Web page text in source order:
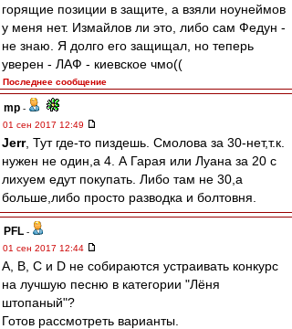
горящие позиции в защите, а взяли ноунеймов
у меня нет. Измайлов ли это, либо сам Федун -
не знаю. Я долго его защищал, но теперь
уверен - ЛАФ - киевское чмо((
Последнее сообщение
mp -
01 сен 2017 12:49
Jerr, Тут где-то пиздешь. Смолова за 30-нет,т.к.
нужен не один,а 4. А Гарая или Луана за 20 с
лихуем едут покупать. Либо там не 30,а
больше,либо просто разводка и болтовня.
PFL -
01 сен 2017 12:44
A, B, C и D не собираются устраивать конкурс
на лучшую песню в категории "Лёня
штопаный"?
Готов рассмотреть варианты.